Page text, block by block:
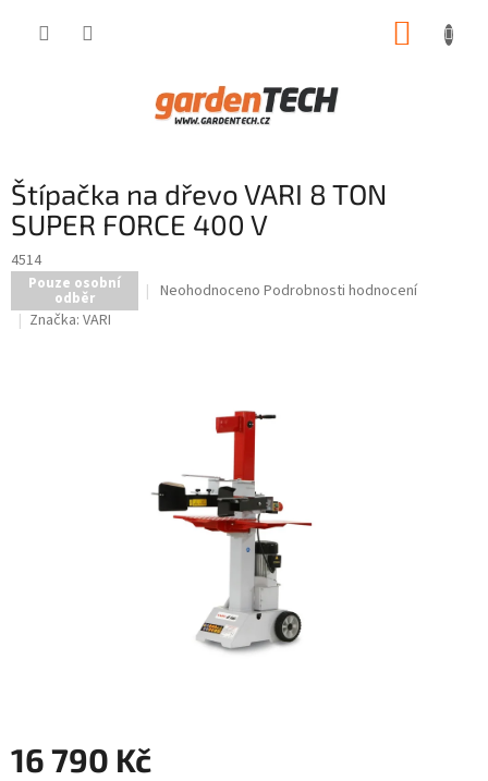
Štípačka na dřevo VARI 8 TON
SUPER FORCE 400 V
4514
Pouze osobní
odběr
Průměrné
hvězdiček.
Neohodnoceno Podrobnosti hodnocení
Značka: VARI
16 790 Kč